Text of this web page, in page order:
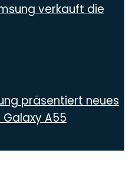
verkauft die
präsentiert neues
A55